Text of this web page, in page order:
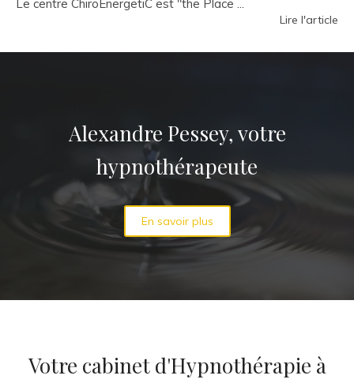
Le centre ChiroEnergetiC est "the Place ...
Lire l'article
Alexandre Pessey, votre
hypnothérapeute
En savoir plus
Votre cabinet d'Hypnothérapie à